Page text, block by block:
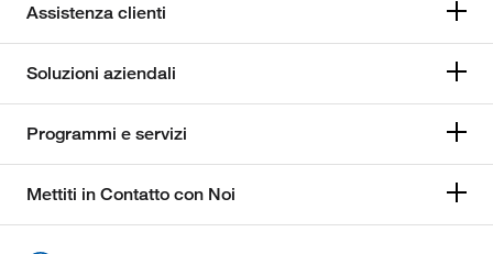
Assistenza clienti
Soluzioni aziendali
Programmi e servizi
Mettiti in Contatto con Noi